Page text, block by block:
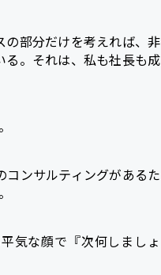
の部分だけを考えれば、非
る。それは、私も社長も成
ンサルティングがあるた
気な顔で『次何しましょ